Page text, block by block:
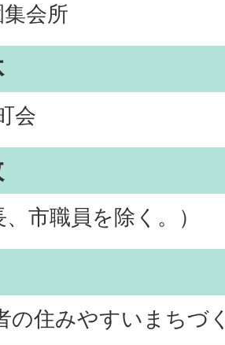
会所
会
市職員を除く。）
の住みやすいまちづ